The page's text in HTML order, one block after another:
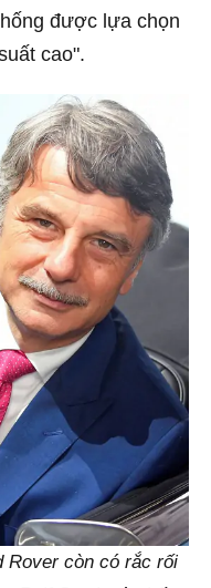
được lựa chọn
cao".
Rover còn có rắc rối